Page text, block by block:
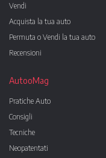
Vendi
Acquista la tua auto
Permuta o Vendi la tua auto
Recensioni
AutooMag
Pratiche Auto
Consigli
Tecniche
Neopatentati